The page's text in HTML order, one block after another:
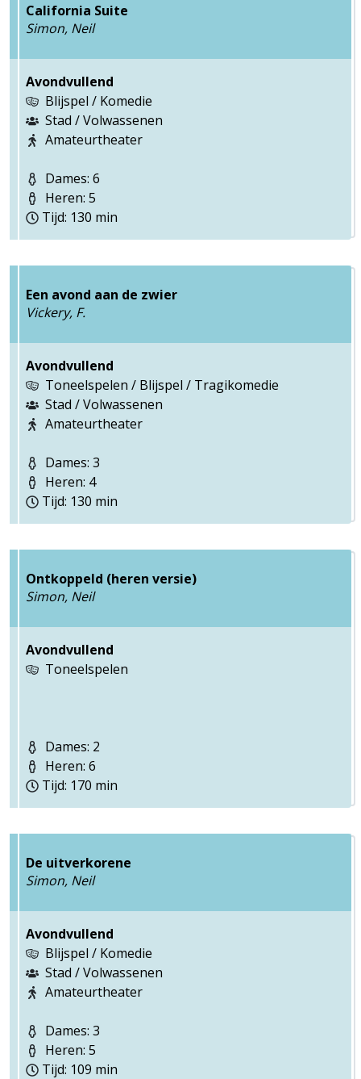
California Suite
Simon, Neil
Avondvullend
Blijspel / Komedie
Stad / Volwassenen
Amateurtheater
Dames: 6
Heren: 5
Tijd: 130 min
Een avond aan de zwier
Vickery, F.
Avondvullend
Toneelspelen / Blijspel / Tragikomedie
Stad / Volwassenen
Amateurtheater
Dames: 3
Heren: 4
Tijd: 130 min
Ontkoppeld (heren versie)
Simon, Neil
Avondvullend
Toneelspelen
Dames: 2
Heren: 6
Tijd: 170 min
De uitverkorene
Simon, Neil
Avondvullend
Blijspel / Komedie
Stad / Volwassenen
Amateurtheater
Dames: 3
Heren: 5
Tijd: 109 min